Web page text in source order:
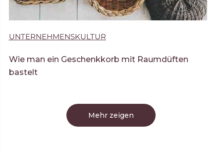
UNTERNEHMENSKULTUR
Wie man ein Geschenkkorb mit Raumdüften
bastelt
Mehr zeigen